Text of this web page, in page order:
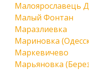
Малоярославець
Малый Фонтан
Маразлиевка
Мариновка
Маркевичево
Марьяновка